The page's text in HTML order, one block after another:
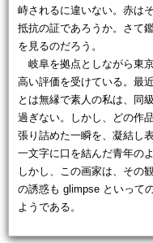
峙されるに違いない。赤は
抵抗の証であろうか。さて
を見るのだろう。
岐阜を拠点としながら東
高い評価を受けている。最
とは無縁で素人の私は、同
過ぎない。しかし、どの作
張り詰めた一瞬を、凝結し
一文字に口を結んだ青年の
しかし、この画家は、その
の誘惑も glimpse といって
ようである。